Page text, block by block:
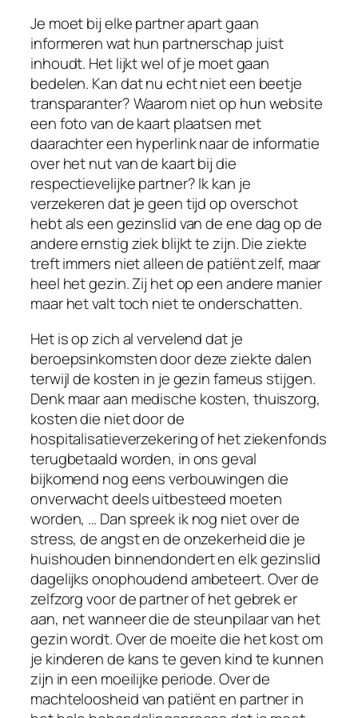
Je moet bij elke partner apart gaan
informeren wat hun partnerschap juist
inhoudt. Het lijkt wel of je moet gaan
bedelen. Kan dat nu echt niet een beetje
transparanter? Waarom niet op hun website
een foto van de kaart plaatsen met
daarachter een hyperlink naar de informatie
over het nut van de kaart bij die
respectievelijke partner? Ik kan je
verzekeren dat je geen tijd op overschot
hebt als een gezinslid van de ene dag op de
andere ernstig ziek blijkt te zijn. Die ziekte
treft immers niet alleen de patiënt zelf, maar
heel het gezin. Zij het op een andere manier
maar het valt toch niet te onderschatten.
Het is op zich al vervelend dat je
beroepsinkomsten door deze ziekte dalen
terwijl de kosten in je gezin fameus stijgen.
Denk maar aan medische kosten, thuiszorg,
kosten die niet door de
hospitalisatieverzekering of het ziekenfonds
terugbetaald worden, in ons geval
bijkomend nog eens verbouwingen die
onverwacht deels uitbesteed moeten
worden, … Dan spreek ik nog niet over de
stress, de angst en de onzekerheid die je
huishouden binnendondert en elk gezinslid
dagelijks onophoudend ambeteert. Over de
zelfzorg voor de partner of het gebrek er
aan, net wanneer die de steunpilaar van het
gezin wordt. Over de moeite die het kost om
je kinderen de kans te geven kind te kunnen
zijn in een moeilijke periode. Over de
machteloosheid van patiënt en partner in